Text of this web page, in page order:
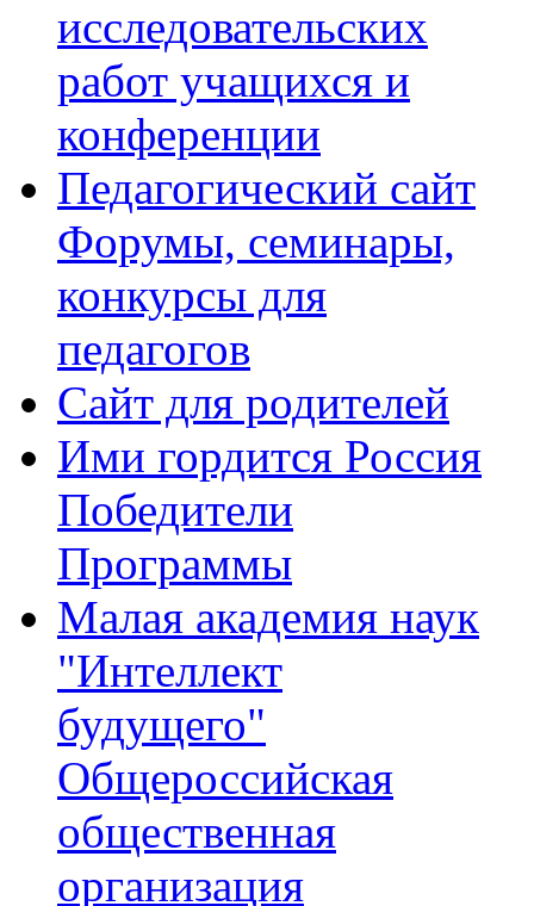
исследовательских
работ учащихся и
конференции
Педагогический сайт
Форумы, семинары,
конкурсы для
педагогов
Сайт для родителей
Ими гордится Россия
Победители
Программы
Малая академия наук
"Интеллект
будущего"
Общероссийская
общественная
организация